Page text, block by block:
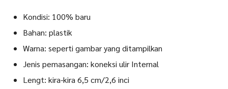
Kondisi: 100% baru
Bahan: plastik
Warna: seperti gambar yang ditampilkan
Jenis pemasangan: koneksi ulir Internal
Lengt: kira-kira 6,5 cm/2,6 inci